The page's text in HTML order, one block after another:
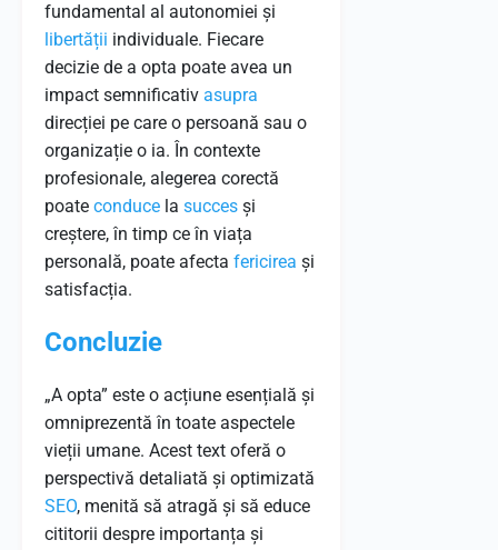
fundamental al autonomiei și
libertății individuale. Fiecare
decizie de a opta poate avea un
impact semnificativ asupra
direcției pe care o persoană sau o
organizație o ia. În contexte
profesionale, alegerea corectă
poate conduce la succes și
creștere, în timp ce în viața
personală, poate afecta fericirea și
satisfacția.
Concluzie
„A opta” este o acțiune esențială și
omniprezentă în toate aspectele
vieții umane. Acest text oferă o
perspectivă detaliată și optimizată
SEO, menită să atragă și să educe
cititorii despre importanța și